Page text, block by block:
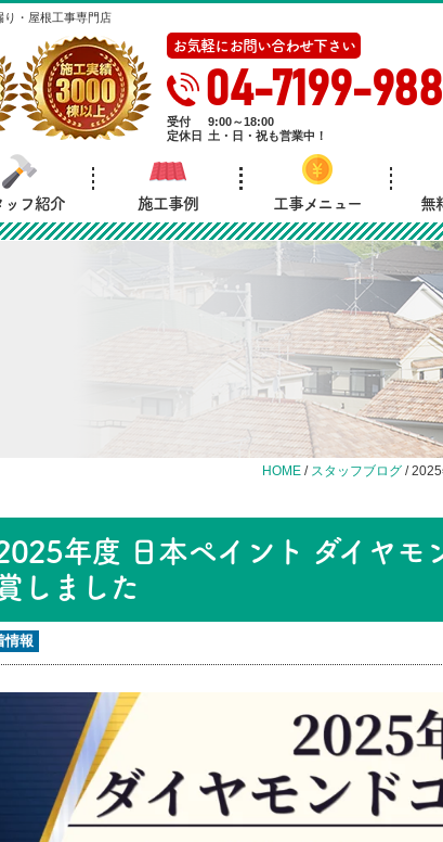
り・屋根工事専門店
お気軽にお問い合わせ下さい
04-7199-
受付
9:00～18:00
定休日
土・日・祝も営業中！
ッフ紹介 施工事例 工事メニュー 無
HOME / スタッフブログ /
年度 日本ペイント ダイヤモ
しました
情報